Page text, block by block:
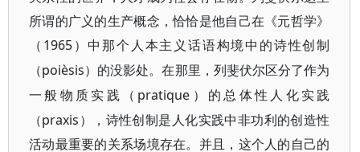
所谓的广义的生产概念，恰恰是他自己在《元哲学》
（1965）中那个人本主义话语构境中的诗性创制
（poièsis）的没影处。在那里，列斐伏尔区分了作为
一般物质实践（ pratique ）的总体性人化实践
（praxis ），诗性创制是人化实践中非功利的创造性
活动最重要的关系场境存在。并且，这个人的自己的